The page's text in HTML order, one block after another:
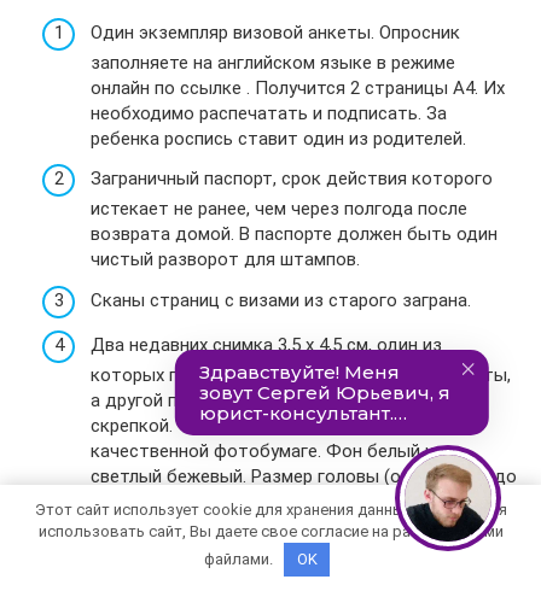
Один экземпляр визовой анкеты. Опросник
заполняете на английском языке в режиме
онлайн по ссылке . Получится 2 страницы А4. Их
необходимо распечатать и подписать. За
ребенка роспись ставит один из родителей.
Заграничный паспорт, срок действия которого
истекает не ранее, чем через полгода после
возврата домой. В паспорте должен быть один
чистый разворот для штампов.
Сканы страниц с визами из старого заграна.
Два недавних снимка 3,5 х 4,5 см, один из
которых приклейте в левом верхнем углу анкеты,
а другой прикрепите рядом канцелярской
скрепкой. Фото должно быть отпечатано на
качественной фотобумаге. Фон белый или
светлый бежевый. Размер головы (от макушки до
подбородка) – 3 см. Взгляд устремлен прямо в
объектив, рот закрыт, а уши и лоб открыты.
Разрешено фотографироваться в очках с
незатемненными простыми стеклами и тонкой
Этот сайт использует cookie для хранения данных. Продолжая
использовать сайт, Вы даете свое согласие на работу с этими
файлами.
OK